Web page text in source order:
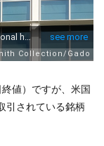
値）ですが、米国
引されている銘柄